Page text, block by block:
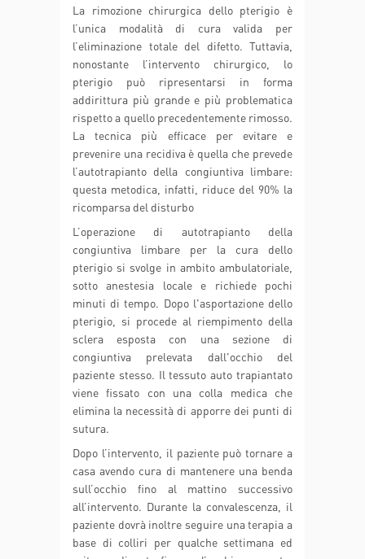
La rimozione chirurgica dello pterigio è
l’unica modalità di cura valida per
l’eliminazione totale del difetto. Tuttavia,
nonostante l’intervento chirurgico, lo
pterigio può ripresentarsi in forma
addirittura più grande e più problematica
rispetto a quello precedentemente rimosso.
La tecnica più efficace per evitare e
prevenire una recidiva è quella che prevede
l’autotrapianto della congiuntiva limbare:
questa metodica, infatti, riduce del 90% la
ricomparsa del disturbo
L’operazione di autotrapianto della
congiuntiva limbare per la cura dello
pterigio si svolge in ambito ambulatoriale,
sotto anestesia locale e richiede pochi
minuti di tempo. Dopo l'asportazione dello
pterigio, si procede al riempimento della
sclera esposta con una sezione di
congiuntiva prelevata dall'occhio del
paziente stesso. Il tessuto auto trapiantato
viene fissato con una colla medica che
elimina la necessità di apporre dei punti di
sutura.
Dopo l’intervento, il paziente può tornare a
casa avendo cura di mantenere una benda
sull’occhio fino al mattino successivo
all’intervento. Durante la convalescenza, il
paziente dovrà inoltre seguire una terapia a
base di colliri per qualche settimana ed